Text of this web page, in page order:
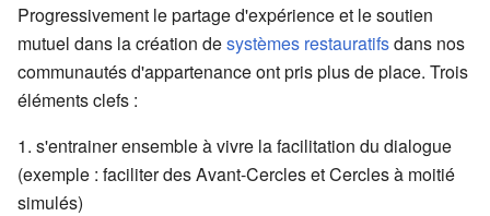
Progressivement le partage d'expérience et le soutien
mutuel dans la création desystèmes restauratifsdans nos
communautés d'appartenance ont pris plus de place. Trois
éléments clefs :
s'entrainer ensemble à vivre la facilitation du dialogue
(exemple : faciliter des Avant-Cercles et Cercles à moitié
simulés)